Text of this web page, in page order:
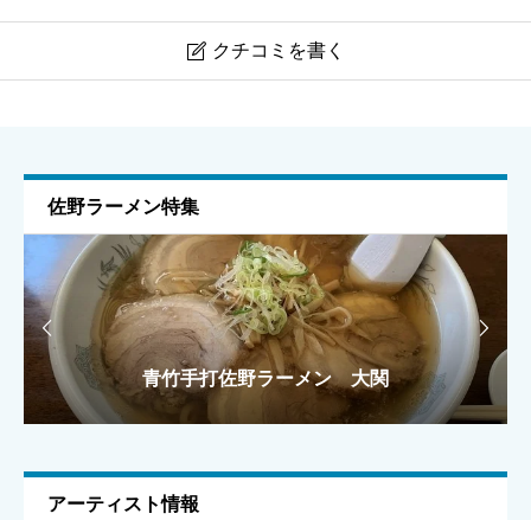
 クチコミを書く
メールアドレス 任意
佐野ラーメン特集
ラーメン雅
手打ちラーメン 麺之介
青竹手打佐野ラーメン 大関
ラーメン雅
手打ちラーメン 麺之介
 
アーティスト情報